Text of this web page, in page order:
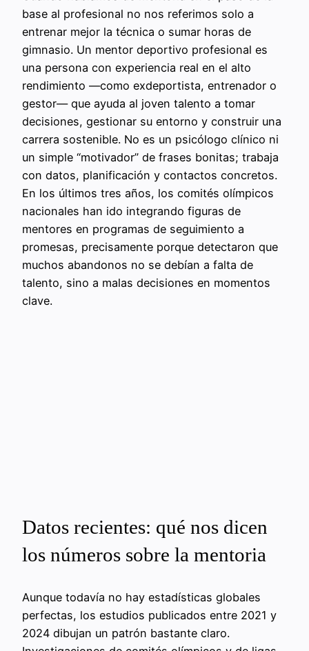
base al profesional no nos referimos solo a
entrenar mejor la técnica o sumar horas de
gimnasio. Un mentor deportivo profesional es
una persona con experiencia real en el alto
rendimiento —como exdeportista, entrenador o
gestor— que ayuda al joven talento a tomar
decisiones, gestionar su entorno y construir una
carrera sostenible. No es un psicólogo clínico ni
un simple “motivador” de frases bonitas; trabaja
con datos, planificación y contactos concretos.
En los últimos tres años, los comités olímpicos
nacionales han ido integrando figuras de
mentores en programas de seguimiento a
promesas, precisamente porque detectaron que
muchos abandonos no se debían a falta de
talento, sino a malas decisiones en momentos
clave.
Datos recientes: qué nos dicen
los números sobre la mentoria
Aunque todavía no hay estadísticas globales
perfectas, los estudios publicados entre 2021 y
2024 dibujan un patrón bastante claro.